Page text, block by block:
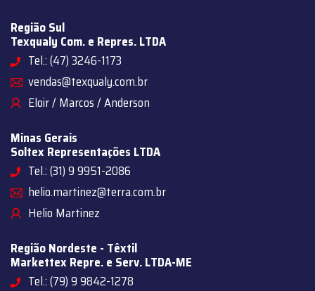
Região Sul
Texqualy Com. e Repres. LTDA
Tel.: (47) 3246-1173
vendas@texqualy.com.br
Eloir / Marcos / Anderson
Minas Gerais
Soltex Representações LTDA
Tel.: (31) 9 9951-2086
helio.martinez@terra.com.br
Helio Martinez
Região Nordeste - Têxtil
Markettex Repre. e Serv. LTDA-ME
Tel.: (79) 9 9842-1278